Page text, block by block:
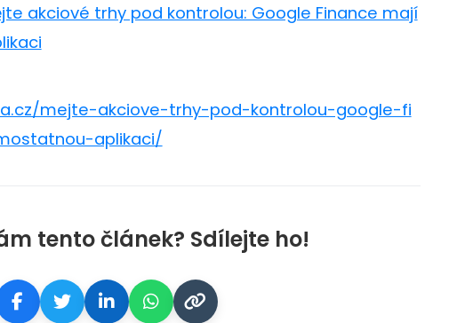
cviky
akciové trhy pod kontrolou: Google Finance mají
mejte-akciove-trhy-pod-kontrolou-google-fi
aplikaci/
tento článek? Sdílejte ho!